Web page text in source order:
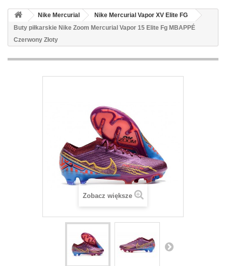
Nike Mercurial
Nike Mercurial Vapor XV Elite FG
Buty piłkarskie Nike Zoom Mercurial Vapor 15 Elite Fg MBAPPÉ
Czerwony Złoty
Zobacz większe